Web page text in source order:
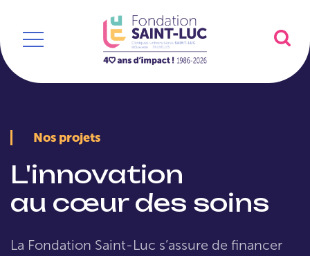
Nos projets
L'innovation
au cœur des soins
La Fondation Saint-Luc s’assure de financer